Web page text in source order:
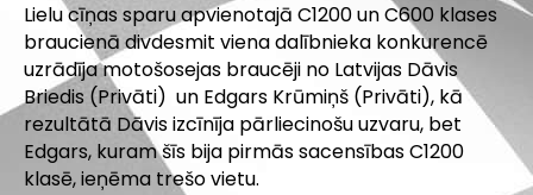
Lielu cīņas sparu apvienotajā C1200 un C600 klases
braucienā divdesmit viena dalībnieka konkurencē
uzrādīja motošosejas braucēji no Latvijas Dāvis
Briedis (Privāti) un Edgars Krūmiņš (Privāti), kā
rezultātā Dāvis izcīnīja pārliecinošu uzvaru, bet
Edgars, kuram šīs bija pirmās sacensības C1200
klasē, ieņēma trešo vietu.